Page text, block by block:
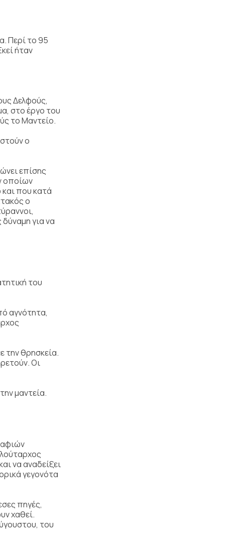
Περί το 95
ήταν
Δελφούς,
στο έργο του
το Μαντείο.
ο
επίσης
οποίων
που κατά
ο
για να
του
αγνότητα,
την θρησκεία.
Οι
μαντεία.
να αναδείξει
γεγονότα
πηγές,
χαθεί.
του